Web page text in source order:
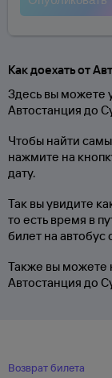
Как доехать от
Здесь вы можете
Автостанция до
Чтобы найти
нажмите на
дату.
Так вы увидите
то есть время в
билет на автобус
Также вы можете
Автостанция до
Возврат билета